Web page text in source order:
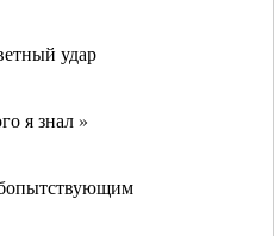
удар
я знал »